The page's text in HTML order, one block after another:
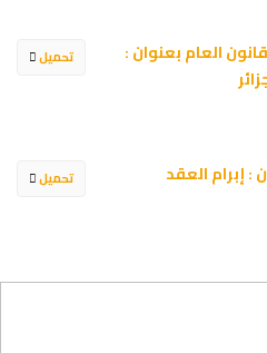
تحميل
العام بعنوان :
تحميل
العقد